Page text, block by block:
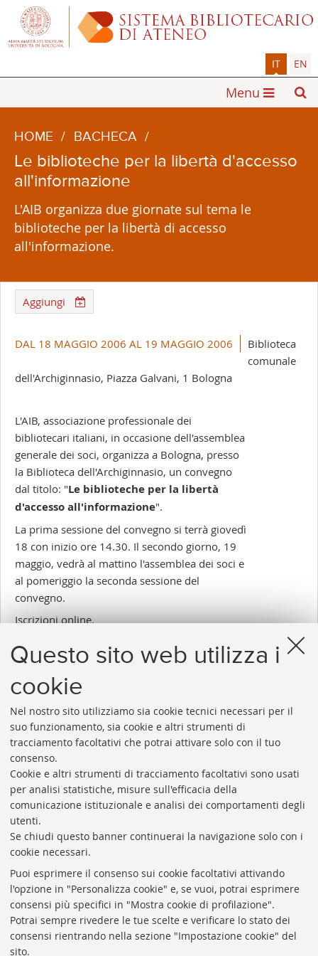
Questo sito web utilizza i
cookie
Nel nostro sito utilizziamo sia cookie tecnici necessari per il
suo funzionamento, sia cookie e altri strumenti di
tracciamento facoltativi che potrai attivare solo con il tuo
consenso.
Cookie e altri strumenti di tracciamento facoltativi sono usati
per analisi statistiche, misure sull'efficacia della
comunicazione istituzionale e analisi dei comportamenti degli
utenti.
Se chiudi questo banner continuerai la navigazione solo con i
cookie necessari.
Puoi esprimere il consenso sui cookie facoltativi attivando
l'opzione in "Personalizza cookie" e, se vuoi, potrai esprimere
consensi più specifici in "Mostra cookie di profilazione".
Potrai sempre rivedere le tue scelte e verificare lo stato dei
consensi rientrando nella sezione "Impostazione cookie" del
sito.
IT EN
Menu
HOME / BACHECA /
Le biblioteche per la libertà d'accesso
all'informazione
L'AIB organizza due giornate sul tema le
biblioteche per la libertà di accesso
all'informazione.
Aggiungi
DAL 18 MAGGIO 2006 AL 19 MAGGIO 2006
Biblioteca
comunale
dell'Archiginnasio, Piazza Galvani, 1 Bologna
L'AIB, associazione professionale dei
bibliotecari italiani, in occasione dell'assemblea
generale dei soci, organizza a Bologna, presso
la Biblioteca dell'Archiginnasio, un convegno
dal titolo: "Le biblioteche per la libertà
d'accesso all'informazione".
La prima sessione del convegno si terrà giovedì
18 con inizio ore 14.30. Il secondo giorno, 19
maggio, vedrà al mattino l'assemblea dei soci e
al pomeriggio la seconda sessione del
convegno.
Iscrizioni online.
paginahttp://www.aib.it/aib/sezioni/emr/c060
5a.htm3
Rubrica di Ateneo
Rss
Statistiche
Biblioteche di Ateneo
Sale studio
Carta dei servizi